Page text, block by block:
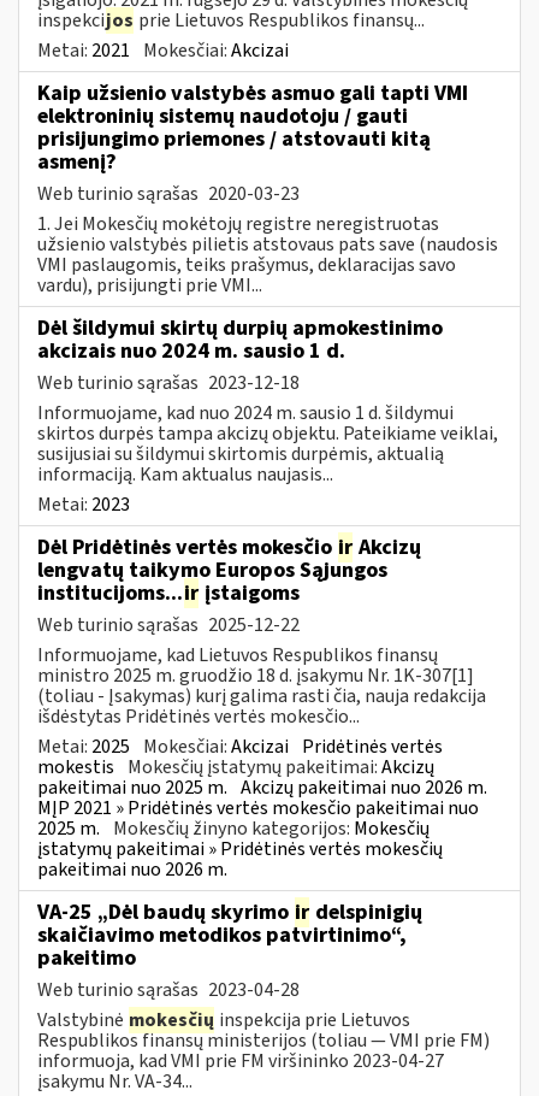
inspekcijos prie Lietuvos Respublikos finansų...
Metai: 2021 Mokesčiai:Akcizai
Kaip užsienio valstybės asmuo gali tapti VMI
elektroninių sistemų naudotoju / gauti
prisijungimo priemones / atstovauti kitą
asmenį?
Web turinio sąrašas 2020-03-23
1. Jei Mokesčių mokėtojų registre neregistruotas
užsienio valstybės pilietis atstovaus pats save (naudosis
VMI paslaugomis, teiks prašymus, deklaracijas savo
vardu), prisijungti prie VMI...
Dėl šildymui skirtų durpių apmokestinimo
akcizais nuo 2024 m. sausio 1 d.
Web turinio sąrašas 2023-12-18
Informuojame, kad nuo 2024 m. sausio 1 d. šildymui
skirtos durpės tampa akcizų objektu. Pateikiame veiklai,
susijusiai su šildymui skirtomis durpėmis, aktualią
informaciją. Kam aktualus naujasis...
Metai: 2023
Dėl Pridėtinės vertės mokesčio ir Akcizų
lengvatų taikymo Europos Sąjungos
institucijoms...ir įstaigoms
Web turinio sąrašas 2025-12-22
Informuojame, kad Lietuvos Respublikos finansų
ministro 2025 m. gruodžio 18 d. įsakymu Nr. 1K-307[1]
(toliau - Įsakymas) kurį galima rasti čia, nauja redakcija
išdėstytas Pridėtinės vertės mokesčio...
Metai: 2025 Mokesčiai:Akcizai Pridėtinės vertės
mokestis Mokesčių įstatymų pakeitimai:Akcizų
pakeitimai nuo 2025 m. Akcizų pakeitimai nuo 2026 m.
MĮP 2021 » Pridėtinės vertės mokesčio pakeitimai nuo
2025 m. Mokesčių žinyno kategorijos: Mokesčių
įstatymų pakeitimai » Pridėtinės vertės mokesčių
pakeitimai nuo 2026 m.
VA-25 „Dėl baudų skyrimo ir delspinigių
skaičiavimo metodikos patvirtinimo“,
pakeitimo
Web turinio sąrašas 2023-04-28
Valstybinė mokesčių inspekcija prie Lietuvos
Respublikos finansų ministerijos (toliau ― VMI prie FM)
informuoja, kad VMI prie FM viršininko 2023-04-27
įsakymu Nr. VA-34...